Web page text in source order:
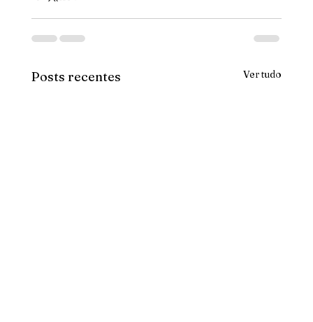
Posts recentes Ver tudo